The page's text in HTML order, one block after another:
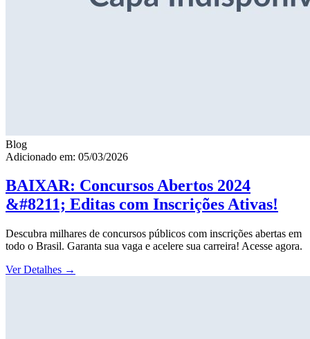
Blog
Adicionado em: 05/03/2026
BAIXAR: Concursos Abertos 2024
&#8211; Editas com Inscrições Ativas!
Descubra milhares de concursos públicos com inscrições abertas em
todo o Brasil. Garanta sua vaga e acelere sua carreira! Acesse agora.
Ver Detalhes →